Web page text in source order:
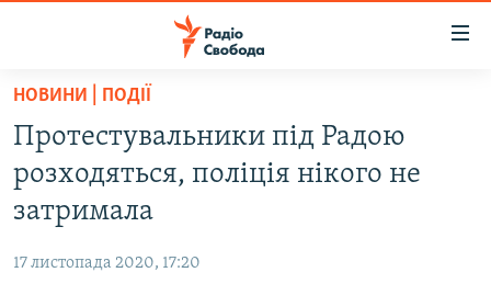
Перейти
основного
матеріалу
Перейти
до
основної
ВСЕ ЗА ДОБУ
СТАТТІ
ЕКОНОМІКА
РОСІЙСЬКА «ФІЛЬТРАЦІЯ»
НОВИНИ | ПОДІЇ
Протестувальники під Радою
розходяться, поліція нікого не
затримала
17 листопада 2020, 17:20